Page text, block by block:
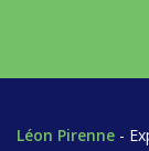
Léon Pirenne -